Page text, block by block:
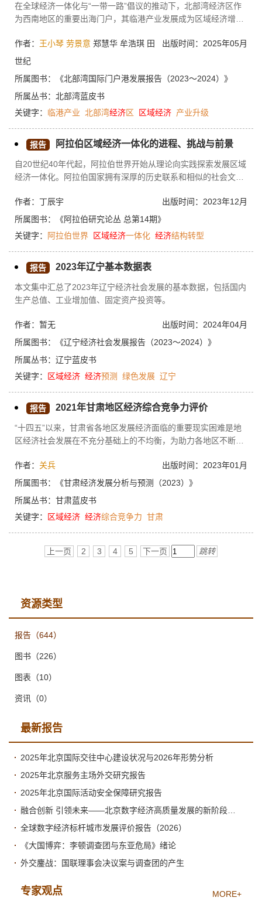
在全球经济一体化与“一带一路”倡议的推动下，北部湾经济区作
为西南地区的重要出海门户，其临港产业发展成为区域经济增长
面临产业滞后与链条不完整等挑战。本文深入探讨了北部湾临港
产业的发展策略与路径，旨在通过明确发展方向、加强基础设施
合作等措施，推动临港产业规模化、优质化、强劲化发展。同
时，结合国内外临港产业的成功经验，本文提出了北部湾临港产
业短期与中长期的发展路径，包括加快重点项目、主导产业及龙
业—区域经济”的良性循环，为广西北部湾经济区的持续繁荣与区
域经济的转型升级贡献力量。
出版时间：2025年05月
作者： 王小琴 劳景意 郑慧华 牟浩琪 田
世纪
所属图书：
《北部湾国际门户港发展报告（2023～2024）》
所属丛书： 北部湾蓝皮书
关键字： 临港产业 北部湾经济区 区域经济 产业升级
报告 阿拉伯区域经济一体化的进程、挑战与前景
自20世纪40年代起，阿拉伯世界开始从理论向实践探索发展区域
经济一体化。阿拉伯国家拥有深厚的历史联系和相似的社会文化
政治分野和经济结构性矛盾制约，以及经济全球化和国际形势对
地区经贸合作的消极影响，阿拉伯区域经济一体化面临诸多困境
的背景下，阿拉伯国家经济发展和一体化进程虽遭重创，却也为
其经济结构转型、融入全球价值链分工，以及推动共同市场、自
贸区和经济一体化建设提供了不竭动力。实现阿拉伯区域经济一
区矛盾和争端、实现共同富裕的重要途径。
出版时间：2023年12月
作者：丁辰宇
所属图书：
《阿拉伯研究论丛 总第14期》
关键字：
阿拉伯世界 区域经济一体化 经济结构转型
报告 2023年辽宁基本数据表
本文集中汇总了2023年辽宁经济社会发展的基本数据，包括国内
生产总值、工业增加值、固定资产投资等。
出版时间：2024年04月
作者：暂无
所属图书：
《辽宁经济社会发展报告（2023～2024）》
所属丛书： 辽宁蓝皮书
关键字：
区域经济 经济预测 绿色发展 辽宁
报告 2021年甘肃地区经济综合竞争力评价
“十四五”以来，甘肃省各地区发展经济面临的重要现实困难是地
区经济社会发展在不充分基础上的不均衡，为助力各地区不断提
势，本文对2021年甘肃省14个地州市的经济综合竞争力发展水平
和竞争格局进行了实证评估分析。评估表明，目前兰州市以绝对
位居第2、3位，处于第二层级；酒泉、天水、白银、庆阳、张
掖、武威分别位居第4～9位，处于第三层级；平凉、定西、陇南
分别位居第10～12位，处于第四层级；临夏和甘南两个民族自治
州分别位居第13、14位，处于第五层级。从评估结果和甘肃省情
实际出发，提出以强化地区中心城市带动力和强化地区企业驱动
出版时间：2023年01月
作者： 关兵
所属图书：
《甘肃经济发展分析与预测（2023）》
所属丛书： 甘肃蓝皮书
关键字：
区域经济 经济综合竞争力 甘肃
上一页 2 3 4 5 下一页 跳转
资源类型
报告 （644）
图书 （226）
图表 （10）
资讯 （0）
最新报告
2025年北京国际交往中心建设状况与2026年形势分析
2025年北京服务主场外交研究报告
2025年北京国际活动安全保障研究报告
全球数字经济标杆城市发展评价报告（2026）
《大国博弈：李顿调查团与东亚危局》绪论
外交鏖战：国联理事会决议案与调查团的产生
专家观点 MORE+